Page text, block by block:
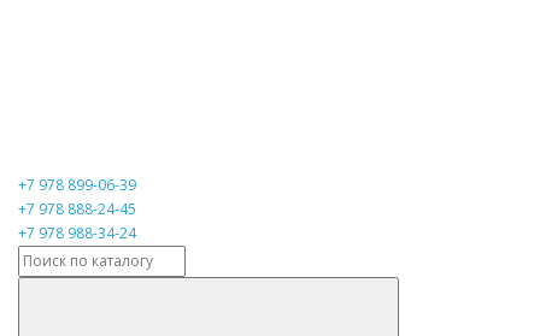
+7 978 899-06-39
+7 978 888-24-45
+7 978 988-34-24